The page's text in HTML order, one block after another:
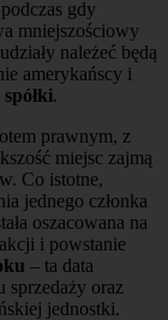
gdy
mniejszościowy
należeć będą
amerykańscy i
.
prawnym, z
miejsc zajmą
Co istotne,
jednego członka
oszacowana na
i powstanie
– ta data
sprzedaży oraz
jednostki.